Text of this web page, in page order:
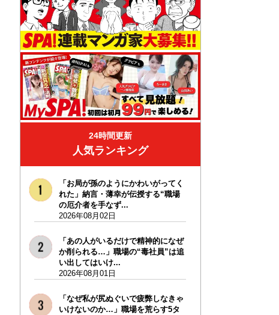
24時間更新
人気ランキング
「お局が孫のようにかわいがってく
れた」納言・薄幸が伝授する“職場
の厄介者を手なず...
2026年08月02日
「あの人がいるだけで精神的になぜ
か削られる…」職場の“毒社員”は追
い出してはいけ...
2026年08月01日
「なぜ私が尻ぬぐいで疲弊しなきゃ
いけないのか…」職場を荒らす5タ